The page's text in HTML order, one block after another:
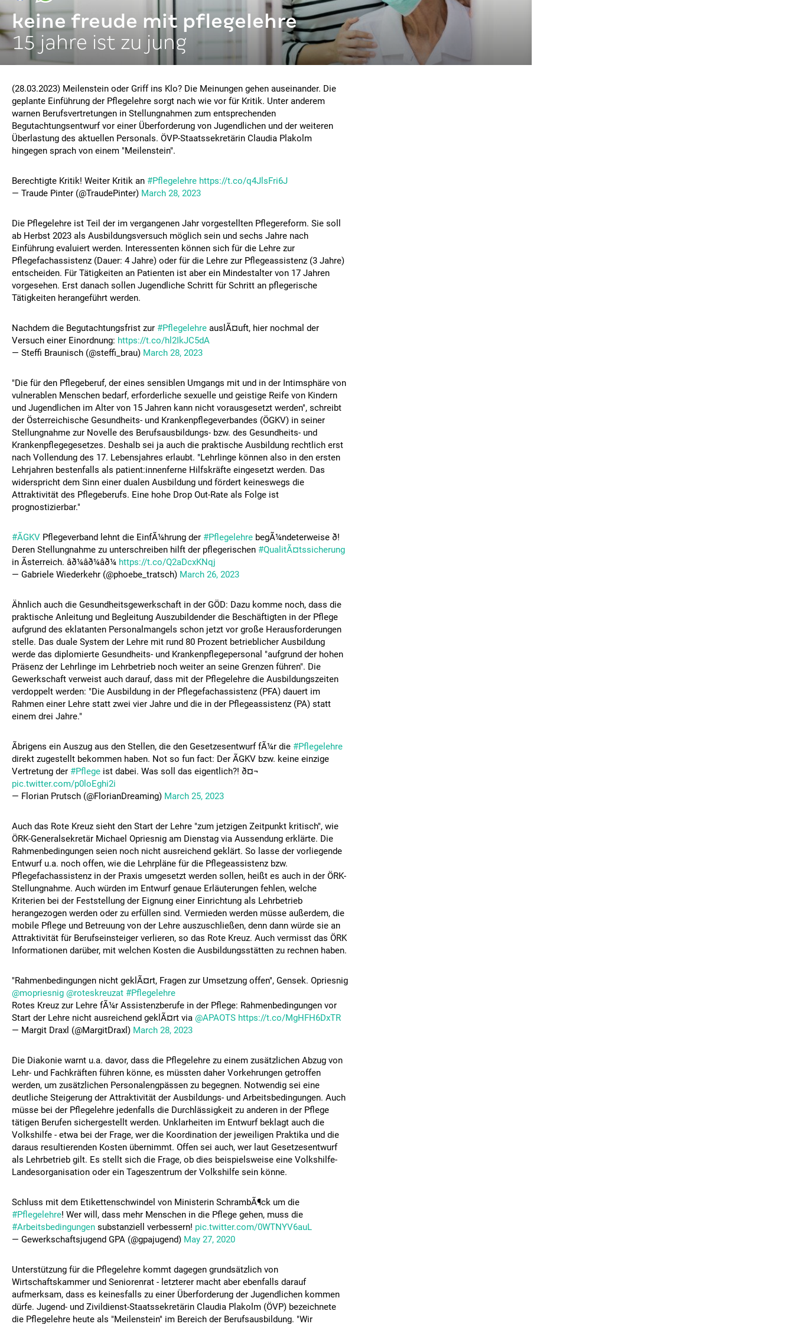
keine freude mit pflegelehre
15 jahre ist zu jung
(28.03.2023) Meilenstein oder Griff ins Klo? Die Meinungen gehen auseinander. Die
geplante Einführung der Pflegelehre sorgt nach wie vor für Kritik. Unter anderem
warnen Berufsvertretungen in Stellungnahmen zum entsprechenden
Begutachtungsentwurf vor einer Überforderung von Jugendlichen und der weiteren
Überlastung des aktuellen Personals. ÖVP-Staatssekretärin Claudia Plakolm
hingegen sprach von einem "Meilenstein".
Berechtigte Kritik! Weiter Kritik an #Pflegelehre https://t.co/q4JlsFri6J
— Traude Pinter (@TraudePinter) March 28, 2023
Die Pflegelehre ist Teil der im vergangenen Jahr vorgestellten Pflegereform. Sie soll
ab Herbst 2023 als Ausbildungsversuch möglich sein und sechs Jahre nach
Einführung evaluiert werden. Interessenten können sich für die Lehre zur
Pflegefachassistenz (Dauer: 4 Jahre) oder für die Lehre zur Pflegeassistenz (3 Jahre)
entscheiden. Für Tätigkeiten an Patienten ist aber ein Mindestalter von 17 Jahren
vorgesehen. Erst danach sollen Jugendliche Schritt für Schritt an pflegerische
Tätigkeiten herangeführt werden.
Nachdem die Begutachtungsfrist zur #Pflegelehre auslÃ¤uft, hier nochmal der
Versuch einer Einordnung: https://t.co/hl2IkJC5dA
— Steffi Braunisch (@steffi_brau) March 28, 2023
"Die für den Pflegeberuf, der eines sensiblen Umgangs mit und in der Intimsphäre von
vulnerablen Menschen bedarf, erforderliche sexuelle und geistige Reife von Kindern
und Jugendlichen im Alter von 15 Jahren kann nicht vorausgesetzt werden", schreibt
der Österreichische Gesundheits- und Krankenpflegeverbandes (ÖGKV) in seiner
Stellungnahme zur Novelle des Berufsausbildungs- bzw. des Gesundheits- und
Krankenpflegegesetzes. Deshalb sei ja auch die praktische Ausbildung rechtlich erst
nach Vollendung des 17. Lebensjahres erlaubt. "Lehrlinge können also in den ersten
Lehrjahren bestenfalls als patient:innenferne Hilfskräfte eingesetzt werden. Das
widerspricht dem Sinn einer dualen Ausbildung und fördert keineswegs die
Attraktivität des Pflegeberufs. Eine hohe Drop Out-Rate als Folge ist
prognostizierbar."
#ÃGKV Pflegeverband lehnt die EinfÃ¼hrung der #Pflegelehre begÃ¼ndeterweise ð!
Deren Stellungnahme zu unterschreiben hilft der pflegerischen #QualitÃ¤tssicherung
in Ãsterreich. âð¼âð¼âð¼ https://t.co/Q2aDcxKNqj
— Gabriele Wiederkehr (@phoebe_tratsch) March 26, 2023
Ähnlich auch die Gesundheitsgewerkschaft in der GÖD: Dazu komme noch, dass die
praktische Anleitung und Begleitung Auszubildender die Beschäftigten in der Pflege
aufgrund des eklatanten Personalmangels schon jetzt vor große Herausforderungen
stelle. Das duale System der Lehre mit rund 80 Prozent betrieblicher Ausbildung
werde das diplomierte Gesundheits- und Krankenpflegepersonal "aufgrund der hohen
Präsenz der Lehrlinge im Lehrbetrieb noch weiter an seine Grenzen führen". Die
Gewerkschaft verweist auch darauf, dass mit der Pflegelehre die Ausbildungszeiten
verdoppelt werden: "Die Ausbildung in der Pflegefachassistenz (PFA) dauert im
Rahmen einer Lehre statt zwei vier Jahre und die in der Pflegeassistenz (PA) statt
einem drei Jahre."
Ãbrigens ein Auszug aus den Stellen, die den Gesetzesentwurf fÃ¼r die #Pflegelehre
direkt zugestellt bekommen haben. Not so fun fact: Der ÃGKV bzw. keine einzige
Vertretung der #Pflege ist dabei. Was soll das eigentlich?! ð¤¬
pic.twitter.com/p0loEghi2i
— Florian Prutsch (@FlorianDreaming) March 25, 2023
Auch das Rote Kreuz sieht den Start der Lehre "zum jetzigen Zeitpunkt kritisch", wie
ÖRK-Generalsekretär Michael Opriesnig am Dienstag via Aussendung erklärte. Die
Rahmenbedingungen seien noch nicht ausreichend geklärt. So lasse der vorliegende
Entwurf u.a. noch offen, wie die Lehrpläne für die Pflegeassistenz bzw.
Pflegefachassistenz in der Praxis umgesetzt werden sollen, heißt es auch in der ÖRK-
Stellungnahme. Auch würden im Entwurf genaue Erläuterungen fehlen, welche
Kriterien bei der Feststellung der Eignung einer Einrichtung als Lehrbetrieb
herangezogen werden oder zu erfüllen sind. Vermieden werden müsse außerdem, die
mobile Pflege und Betreuung von der Lehre auszuschließen, denn dann würde sie an
Attraktivität für Berufseinsteiger verlieren, so das Rote Kreuz. Auch vermisst das ÖRK
Informationen darüber, mit welchen Kosten die Ausbildungsstätten zu rechnen haben.
"Rahmenbedingungen nicht geklÃ¤rt, Fragen zur Umsetzung offen", Gensek. Opriesnig
@mopriesnig @roteskreuzat #Pflegelehre
Rotes Kreuz zur Lehre fÃ¼r Assistenzberufe in der Pflege: Rahmenbedingungen vor
Start der Lehre nicht ausreichend geklÃ¤rt via @APAOTS https://t.co/MgHFH6DxTR
— Margit Draxl (@MargitDraxl) March 28, 2023
Die Diakonie warnt u.a. davor, dass die Pflegelehre zu einem zusätzlichen Abzug von
Lehr- und Fachkräften führen könne, es müssten daher Vorkehrungen getroffen
werden, um zusätzlichen Personalengpässen zu begegnen. Notwendig sei eine
deutliche Steigerung der Attraktivität der Ausbildungs- und Arbeitsbedingungen. Auch
müsse bei der Pflegelehre jedenfalls die Durchlässigkeit zu anderen in der Pflege
tätigen Berufen sichergestellt werden. Unklarheiten im Entwurf beklagt auch die
Volkshilfe - etwa bei der Frage, wer die Koordination der jeweiligen Praktika und die
daraus resultierenden Kosten übernimmt. Offen sei auch, wer laut Gesetzesentwurf
als Lehrbetrieb gilt. Es stellt sich die Frage, ob dies beispielsweise eine Volkshilfe-
Landesorganisation oder ein Tageszentrum der Volkshilfe sein könne.
Schluss mit dem Etikettenschwindel von Ministerin SchrambÃ¶ck um die
#Pflegelehre! Wer will, dass mehr Menschen in die Pflege gehen, muss die
#Arbeitsbedingungen substanziell verbessern! pic.twitter.com/0WTNYV6auL
— Gewerkschaftsjugend GPA (@gpajugend) May 27, 2020
Unterstützung für die Pflegelehre kommt dagegen grundsätzlich von
Wirtschaftskammer und Seniorenrat - letzterer macht aber ebenfalls darauf
aufmerksam, dass es keinesfalls zu einer Überforderung der Jugendlichen kommen
dürfe. Jugend- und Zivildienst-Staatssekretärin Claudia Plakolm (ÖVP) bezeichnete
die Pflegelehre heute als "Meilenstein" im Bereich der Berufsausbildung. "Wir